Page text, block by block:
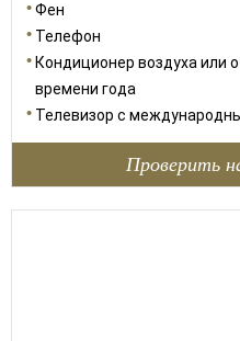
Фен
Телефон
Кондиционер воздуха или
времени года
Телевизор с
Проверить